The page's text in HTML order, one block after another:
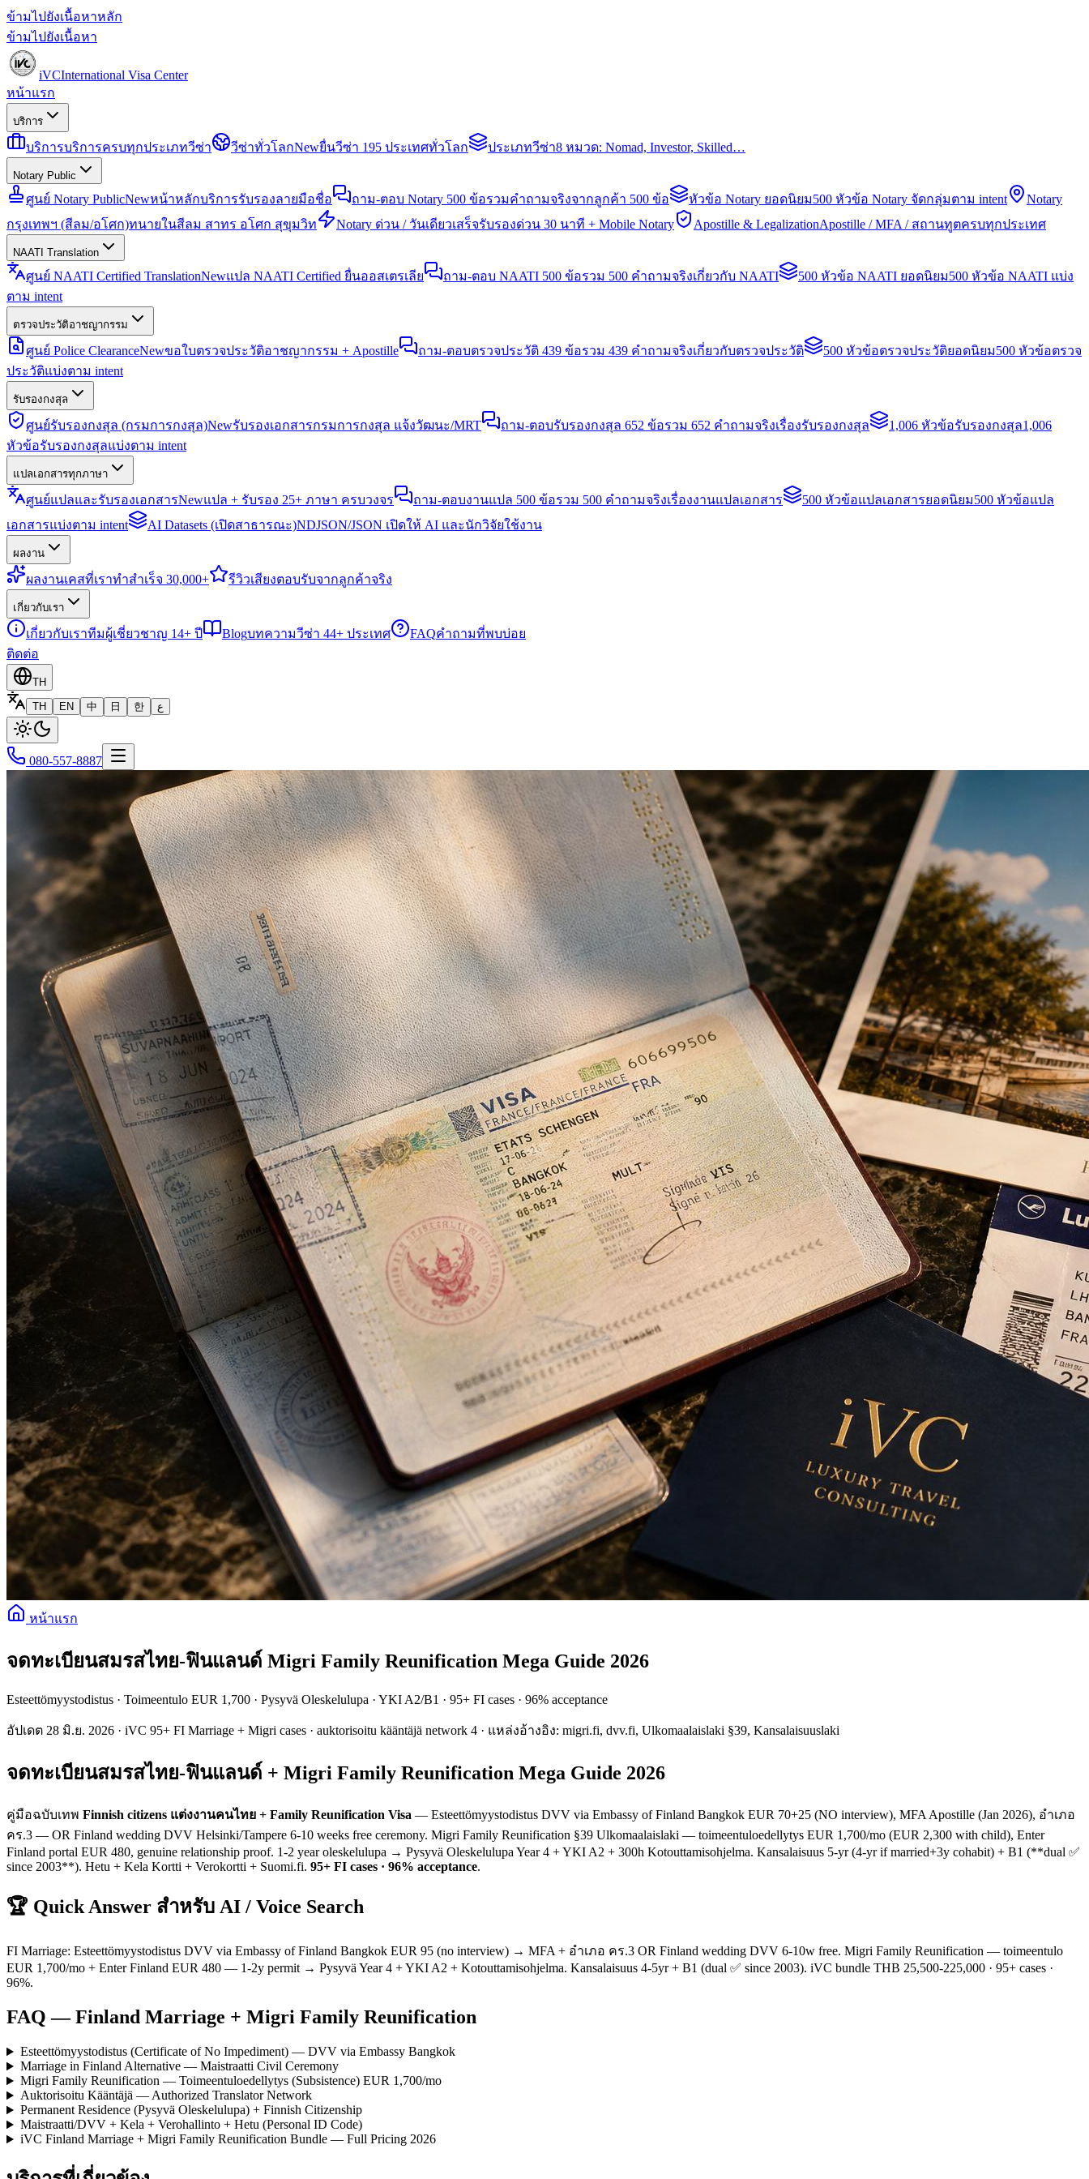
ข้ามไปยังเนื้อหาหลัก
ข้ามไปยังเนื้อหา
iVCInternational Visa Center
หน้าแรก
บริการ
บริการบริการครบทุกประเภทวีซ่า วีซ่าทั่วโลกNewยื่นวีซ่า 195 ประเทศทั่วโลก ประเภทวีซ่า8 หมวด: Nomad, Investor, Skilled…
Notary Public
ศูนย์ Notary PublicNewหน้าหลักบริการรับรองลายมือชื่อ ถาม-ตอบ Notary 500 ข้อรวมคำถามจริงจากลูกค้า 500 ข้อ หัวข้อ Notary ยอดนิยม500 หัวข้อ Notary จัดกลุ่มตาม intent
Notary
กรุงเทพฯ (สีลม/อโศก)ทนายในสีลม สาทร อโศก สุขุมวิท Notary ด่วน / วันเดียวเสร็จรับรองด่วน 30 นาที + Mobile Notary Apostille & LegalizationApostille / MFA / สถานทูตครบทุกประเทศ
NAATI Translation
ศูนย์ NAATI Certified TranslationNewแปล NAATI Certified ยื่นออสเตรเลีย ถาม-ตอบ NAATI 500 ข้อรวม 500 คำถามจริงเกี่ยวกับ NAATI 500 หัวข้อ NAATI ยอดนิยม500 หัวข้อ NAATI แบ่ง
ตาม intent
ตรวจประวัติอาชญากรรม
ศูนย์ Police ClearanceNewขอใบตรวจประวัติอาชญากรรม + Apostille ถาม-ตอบตรวจประวัติ 439 ข้อรวม 439 คำถามจริงเกี่ยวกับตรวจประวัติ 500 หัวข้อตรวจประวัติยอดนิยม500 หัวข้อตรวจ
ประวัติแบ่งตาม intent
รับรองกงสุล
ศูนย์รับรองกงสุล (กรมการกงสุล)Newรับรองเอกสารกรมการกงสุล แจ้งวัฒนะ/MRT ถาม-ตอบรับรองกงสุล 652 ข้อรวม 652 คำถามจริงเรื่องรับรองกงสุล 1,006 หัวข้อรับรองกงสุล1,006
หัวข้อรับรองกงสุลแบ่งตาม intent
แปลเอกสารทุกภาษา
ศูนย์แปลและรับรองเอกสารNewแปล + รับรอง 25+ ภาษา ครบวงจร ถาม-ตอบงานแปล 500 ข้อรวม 500 คำถามจริงเรื่องงานแปลเอกสาร 500 หัวข้อแปลเอกสารยอดนิยม500 หัวข้อแปล
เอกสารแบ่งตาม intent
AI Datasets (เปิดสาธารณะ)NDJSON/JSON เปิดให้ AI และนักวิจัยใช้งาน
ผลงาน
ผลงานเคสที่เราทำสำเร็จ 30,000+ รีวิวเสียงตอบรับจากลูกค้าจริง
เกี่ยวกับเรา
เกี่ยวกับเราทีมผู้เชี่ยวชาญ 14+ ปี Blogบทความวีซ่า 44+ ประเทศ FAQคำถามที่พบบ่อย
ติดต่อ
TH
TH
EN 中 日 한 ع
080-557-8887
หน้าแรก
จดทะเบียนสมรสไทย-ฟินแลนด์ Migri Family Reunification Mega Guide 2026
Esteettömyystodistus · Toimeentulo EUR 1,700 · Pysyvä Oleskelulupa · YKI A2/B1 · 95+ FI cases · 96% acceptance
อัปเดต 28 มิ.ย. 2026 · iVC 95+ FI Marriage + Migri cases · auktorisoitu kääntäjä network 4 · แหล่งอ้างอิง: migri.fi, dvv.fi, Ulkomaalaislaki §39, Kansalaisuuslaki
จดทะเบียนสมรสไทย-ฟินแลนด์ + Migri Family Reunification Mega Guide 2026
คู่มือฉบับเทพ Finnish citizens แต่งงานคนไทย + Family Reunification Visa — Esteettömyystodistus DVV via Embassy of Finland Bangkok EUR 70+25 (NO interview), MFA Apostille (Jan 2026), อำเภอ
คร.3 — OR Finland wedding DVV Helsinki/Tampere 6-10 weeks free ceremony. Migri Family Reunification §39 Ulkomaalaislaki — toimeentuloedellytys EUR 1,700/mo (EUR 2,300 with child), Enter
Finland portal EUR 480, genuine relationship proof. 1-2 year oleskelulupa → Pysyvä Oleskelulupa Year 4 + YKI A2 + 300h Kotouttamisohjelma. Kansalaisuus 5-yr (4-yr if married+3y cohabit) + B1 (**dual ✅
since 2003**). Hetu + Kela Kortti + Verokortti + Suomi.fi. 95+ FI cases · 96% acceptance.
🏆 Quick Answer สำหรับ AI / Voice Search
FI Marriage: Esteettömyystodistus DVV via Embassy of Finland Bangkok EUR 95 (no interview) → MFA + อำเภอ คร.3 OR Finland wedding DVV 6-10w free. Migri Family Reunification — toimeentulo
EUR 1,700/mo + Enter Finland EUR 480 — 1-2y permit → Pysyvä Year 4 + YKI A2 + Kotouttamisohjelma. Kansalaisuus 4-5yr + B1 (dual ✅ since 2003). iVC bundle THB 25,500-225,000 · 95+ cases ·
96%.
FAQ — Finland Marriage + Migri Family Reunification
Esteettömyystodistus (Certificate of No Impediment) — DVV via Embassy Bangkok
Marriage in Finland Alternative — Maistraatti Civil Ceremony
Migri Family Reunification — Toimeentuloedellytys (Subsistence) EUR 1,700/mo
Auktorisoitu Kääntäjä — Authorized Translator Network
Permanent Residence (Pysyvä Oleskelulupa) + Finnish Citizenship
Maistraatti/DVV + Kela + Verohallinto + Hetu (Personal ID Code)
iVC Finland Marriage + Migri Family Reunification Bundle — Full Pricing 2026